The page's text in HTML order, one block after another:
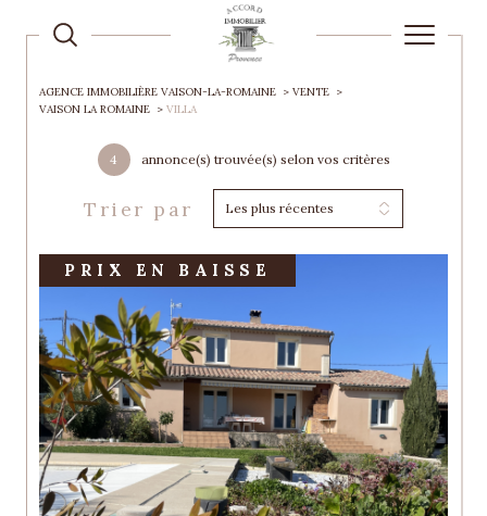
AGENCE IMMOBILIÈRE VAISON-LA-ROMAINE
VENTE
VAISON LA ROMAINE
VILLA
4 annonce(s) trouvée(s) selon vos critères
Trier par Les plus récentes
PRIX EN BAISSE